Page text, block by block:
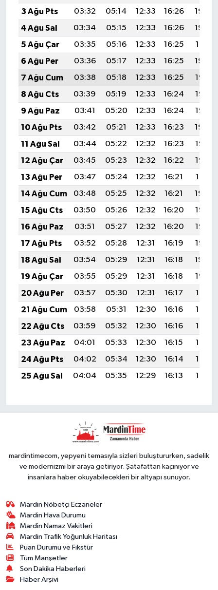
3 Ağu Pts
03:32 05:14 12:33 16:26
19:43
4 Ağu Sal
03:34 05:15 12:33 16:26
19:42
5 Ağu Çar
03:35 05:16 12:33 16:25
19:41
6 Ağu Per
03:36 05:17 12:33 16:25
19:39
7 Ağu Cum
03:38 05:18 12:33 16:25
19:38
8 Ağu Cts
03:39 05:19 12:33 16:24
19:37
9 Ağu Paz
03:41 05:20 12:33 16:24
19:36
10 Ağu Pts
03:42 05:21 12:33 16:23
19:34
11 Ağu Sal
03:44 05:22 12:32 16:23
19:33
12 Ağu Çar
03:45 05:23 12:32 16:22
19:32
13 Ağu Per
03:47 05:24 12:32 16:21
19:31
14 Ağu Cum
03:48 05:25 12:32 16:21
19:29
15 Ağu Cts
03:50 05:26 12:32 16:20
19:28
16 Ağu Paz
03:51 05:27 12:32 16:20
19:27
17 Ağu Pts
03:52 05:28 12:31 16:19
19:25
18 Ağu Sal
03:54 05:29 12:31 16:18
19:24
19 Ağu Çar
03:55 05:29 12:31 16:18
19:22
20 Ağu Per
03:57 05:30 12:31 16:17
19:21
21 Ağu Cum
03:58 05:31 12:30 16:16
19:19
22 Ağu Cts
03:59 05:32 12:30 16:16
19:18
23 Ağu Paz
04:01 05:33 12:30 16:15
19:16
24 Ağu Pts
04:02 05:34 12:30 16:14
19:15
25 Ağu Sal
04:04 05:35 12:29 16:13 19:13
mardintimecom, yepyeni temasıyla sizleri buluştururken, sadelik
ve modernizmi bir araya getiriyor. Şatafattan kaçınıyor ve
insanlara haber okuyabilecekleri bir altyapı sunuyor.
Mardin Nöbetçi Eczaneler
Mardin Hava Durumu
Mardin Namaz Vakitleri
Mardin Trafik Yoğunluk Haritası
Puan Durumu ve Fikstür
Tüm Manşetler
Son Dakika Haberleri
Haber Arşivi